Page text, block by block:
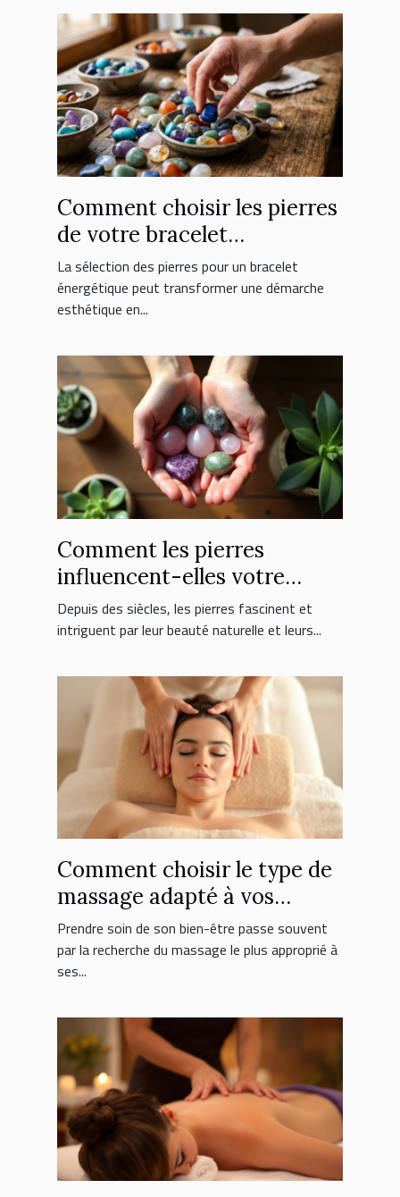
Comment choisir les pierres
de votre bracelet
énergétique ?
La sélection des pierres pour un bracelet
énergétique peut transformer une démarche
esthétique en...
Comment les pierres
influencent-elles votre
bien-être quotidien ?
Depuis des siècles, les pierres fascinent et
intriguent par leur beauté naturelle et leurs...
Comment choisir le type de
massage adapté à vos
besoins ?
Prendre soin de son bien-être passe souvent
par la recherche du massage le plus approprié à
ses...